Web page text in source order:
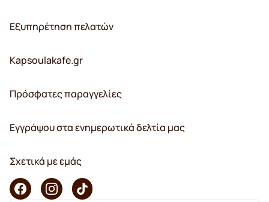
Εξυπηρέτηση πελατών
Kapsoulakafe.gr
Πρόσφατες παραγγελίες
Εγγράψου στα ενημερωτικά δελτία μας
Σχετικά με εμάς